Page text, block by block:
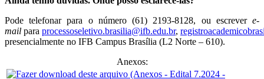
Pode telefonar para o número (61) 2193-8128, ou escrever e-
mail para processoseletivo.brasilia@ifb.edu.br,
presencialmente no IFB Campus Brasília (L2 Norte – 610).
Anexos: